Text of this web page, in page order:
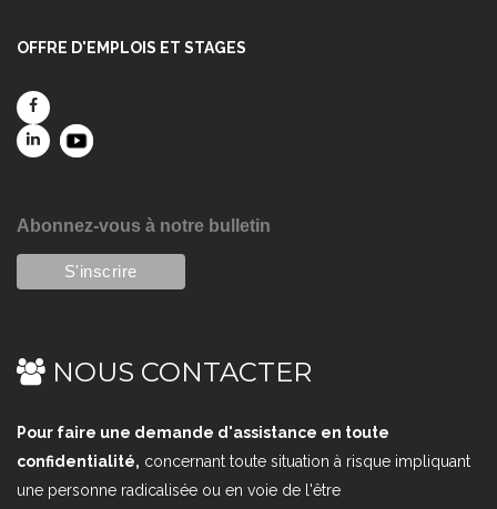
OFFRE D'EMPLOIS ET STAGES
Abonnez-vous à notre bulletin
NOUS CONTACTER
Pour faire une demande d'assistance en toute
confidentialité, concernant toute situation à risque impliquant
une personne radicalisée ou en voie de l'être